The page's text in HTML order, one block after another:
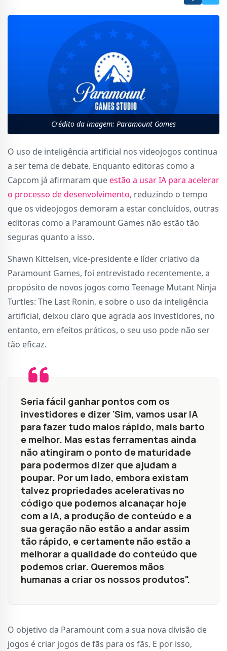
Crédito da imagem: Paramount Games
O uso de inteligência artificial nos videojogos continua
a ser tema de debate. Enquanto editoras como a
Capcom já afirmaram que estão a usar IA para acelerar
o processo de desenvolvimento, reduzindo o tempo
que os videojogos demoram a estar concluídos, outras
editoras como a Paramount Games não estão tão
seguras quanto a isso.
Shawn Kittelsen, vice-presidente e líder criativo da
Paramount Games, foi entrevistado recentemente, a
propósito de novos jogos como Teenage Mutant Ninja
Turtles: The Last Ronin, e sobre o uso da inteligência
artificial, deixou claro que agrada aos investidores, no
entanto, em efeitos práticos, o seu uso pode não ser
tão eficaz.
Seria fácil ganhar pontos com os
investidores e dizer 'Sim, vamos usar IA
para fazer tudo maios rápido, mais barto
e melhor. Mas estas ferramentas ainda
não atingiram o ponto de maturidade
para podermos dizer que ajudam a
poupar. Por um lado, embora existam
talvez propriedades acelerativas no
código que podemos alcanaçar hoje
com a IA, a produção de conteúdo e a
sua geração não estão a andar assim
tão rápido, e certamente não estão a
melhorar a qualidade do conteúdo que
podemos criar. Queremos mãos
humanas a criar os nossos produtos".
O objetivo da Paramount com a sua nova divisão de
jogos é criar jogos de fãs para os fãs. E por isso,